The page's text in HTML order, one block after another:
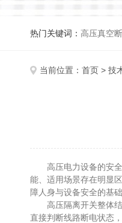
热门关键词： 高压真空
当前位置： 首页 > 技
高压电力设备的安全
能、适用场景存在明显区
障人身与设备安全的基础
高压隔离开关整体结
直接判断线路断电状态